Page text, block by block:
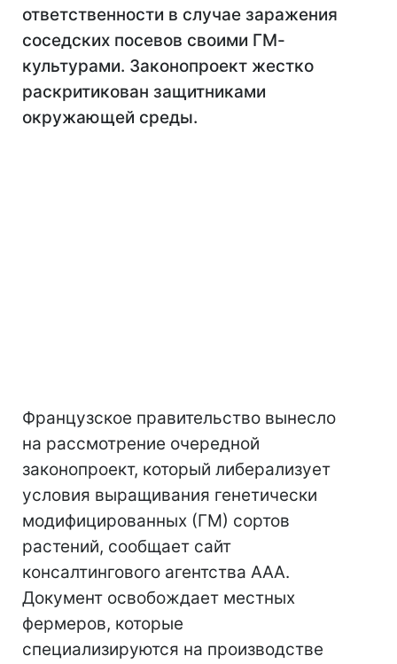
ответственности в случае заражения
соседских посевов своими ГМ-
культурами. Законопроект жестко
раскритикован защитниками
окружающей среды.
Французское правительство вынесло
на рассмотрение очередной
законопроект, который либерализует
условия выращивания генетически
модифицированных (ГМ) сортов
растений, сообщает сайт
консалтингового агентства ААА.
Документ освобождает местных
фермеров, которые
специализируются на производстве